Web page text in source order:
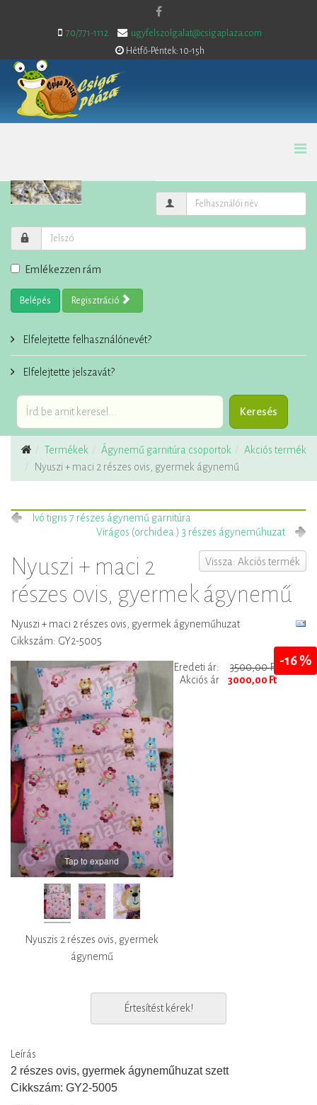
70/771-1112
ugyfelszolgalat@csigaplaza.com
Hétfő-Péntek: 10-15h
Emlékezzen rám
Belépés Regisztráció
Elfelejtette felhasználónevét?
Elfelejtette jelszavát?
Termékek Ágynemű garnitúra csoportok
Akciós termék
Nyuszi + maci 2 részes ovis, gyermek ágynemű
Ivó tigris 7 részes ágynemű garnitúra
Virágos (orchidea ) 3 részes ágyneműhuzat
Vissza: Akciós termék
Nyuszi + maci 2
részes ovis, gyermek ágynemű
Nyuszi + maci 2 részes ovis, gyermek ágyneműhuzat
Cikkszám: GY2-5005
Tap to expand
Nyuszis 2 részes ovis, gyermek
ágynemű
-16 %
Eredeti ár:
3500,00 Ft
Akciós ár
3000,00 Ft
Értesítést kérek!
Leírás
2 részes ovis, gyermek ágyneműhuzat szett
Cikkszám: GY2-5005